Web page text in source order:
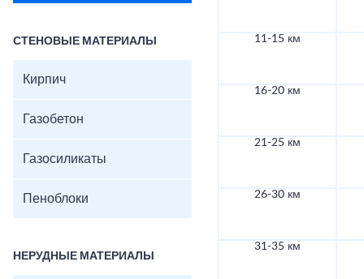
СТЕНОВЫЕ МАТЕРИАЛЫ
Кирпич
Газобетон
Газосиликаты
Пеноблоки
НЕРУДНЫЕ МАТЕРИАЛЫ
11-15 км
16-20 км
21-25 км
26-30 км
31-35 км